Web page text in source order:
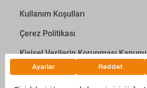
Kullanım Koşulları
Çerez Politikası
Kişisel Verilerin Korunması Kanunu
İletişim Aydınlatma Metni